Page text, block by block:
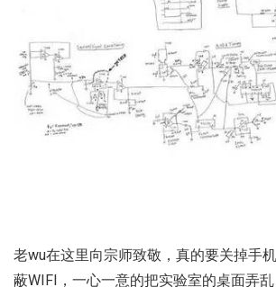
老wu在这里向宗师致敬，真的要关掉手
蔽WIFI，一心一意的把实验室的桌面弄